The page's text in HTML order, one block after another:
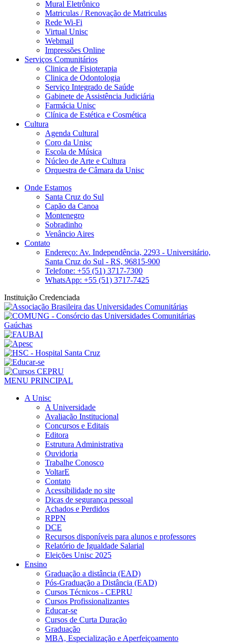
Mural Eletrônico
Matriculas / Renovação de Matriculas
Rede Wi-Fi
Virtual Unisc
Webmail
Impressões Online
Serviços Comunitários
Clinica de Fisioterapia
Clinica de Odontologia
Serviço Integrado de Saúde
Gabinete de Assistência Judiciária
Farmácia Unisc
Clínica de Estética e Cosmética
Cultura
Agenda Cultural
Coro da Unisc
Escola de Música
Núcleo de Arte e Cultura
Orquestra de Câmara da Unisc
Onde Estamos
Santa Cruz do Sul
Capão da Canoa
Montenegro
Sobradinho
Venâncio Aires
Contato
Endereço: Av. Independência, 2293 - Universitário,
Santa Cruz do Sul - RS, 96815-900
Telefone: +55 (51) 3717-7300
WhatsApp: +55 (51) 3717-7425
Instituição Credenciada
MENU PRINCIPAL
A Unisc
A Universidade
Avaliação Institucional
Concursos e Editais
Editora
Estrutura Administrativa
Ouvidoria
Trabalhe Conosco
VoltarE
Contato
Acessibilidade no site
Dicas de segurança pessoal
Achados e Perdidos
RPPN
DCE
Recursos disponíveis para alunos e professores
Relatório de Igualdade Salarial
Eleições Unisc 2025
Ensino
Graduação a distância (EAD)
Pós-Graduação a Distância (EAD)
Cursos Técnicos - CEPRU
Cursos Profissionalizantes
Educar-se
Cursos de Curta Duração
Graduação
MBA, Especialização e Aperfeiçoamento